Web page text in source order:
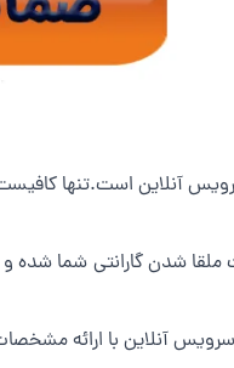
کردیم ، تعمیر یخچال گری شامل 6 ماه گارانتی
ملقا شدن گارانتی شما
سرویس آنلاین با ارائه